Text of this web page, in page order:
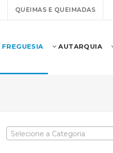
QUEIMAS E QUEIMADAS
FREGUESIA AUTARQUIA
Selecione a Categoria